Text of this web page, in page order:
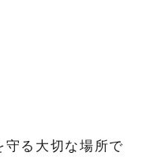
る大切な場所で